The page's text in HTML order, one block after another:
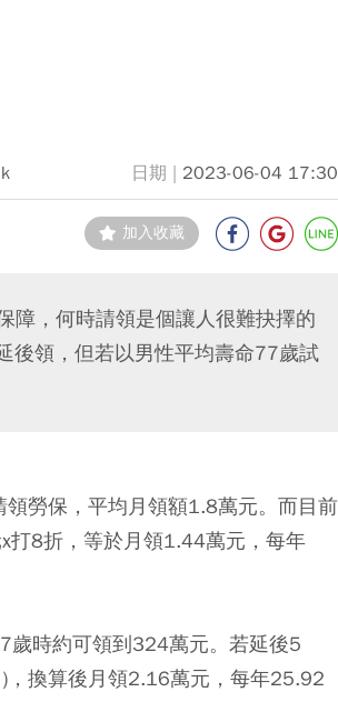
2023-06-04 17:30
加入收藏
障，何時請領是個讓人很難抉擇的
後領，但若以男性平均壽命77歲試
勞保，平均月領額1.8萬元。而目前
打8折，等於月領1.44萬元，每年
歲時約可領到324萬元。若延後5
換算後月領2.16萬元，每年25.92